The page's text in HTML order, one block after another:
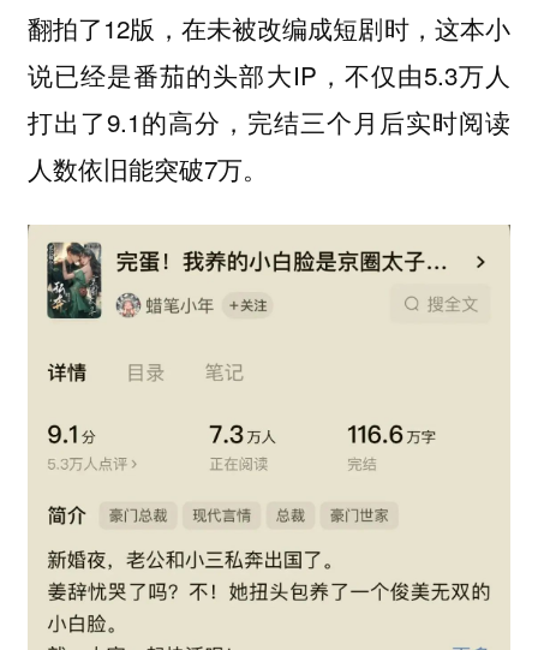
翻拍了12版，在未被改编成短剧时，这本小
说已经是番茄的头部大IP，不仅由5.3万人
打出了9.1的高分，完结三个月后实时阅读
人数依旧能突破7万。